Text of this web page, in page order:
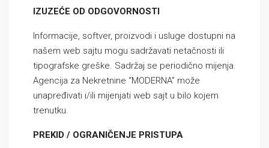
IZUZEĆE OD ODGOVORNOSTI
Informacije, softver, proizvodi i usluge dostupni na
našem web sajtu mogu sadržavati netačnosti ili
tipografske greške. Sadržaj se periodično mijenja.
Agencija za Nekretnine “MODERNA” može
unapređivati i/ili mijenjati web sajt u bilo kojem
trenutku.
PREKID / OGRANIČENJE PRISTUPA